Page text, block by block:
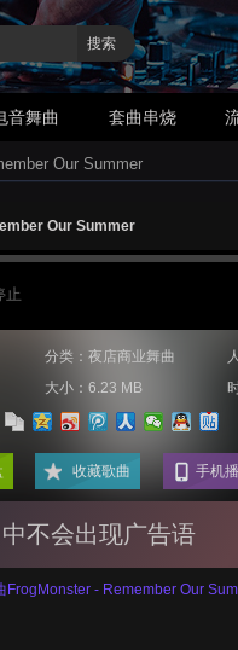
搜索
音舞曲 套曲串烧
Our Summer
Our Summer
止
分类：夜店商业舞曲
大小：6.23 MB
收藏歌曲 手机
不会出现广告语
FrogMonster - Remember Our